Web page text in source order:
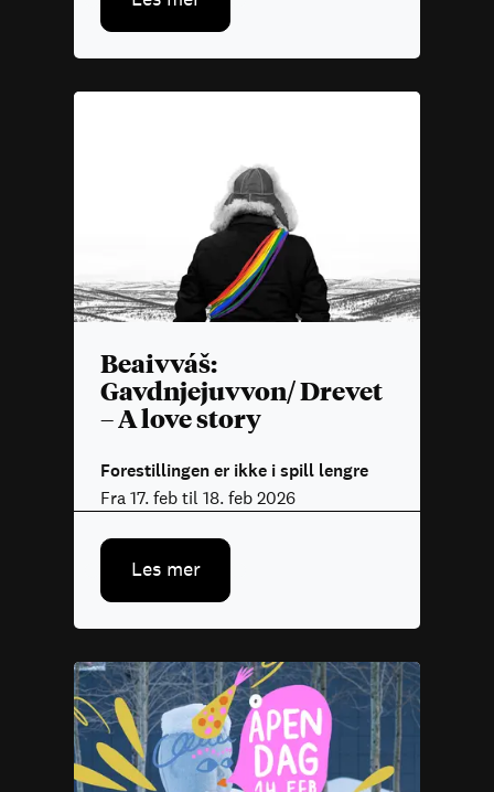
Beaivváš:
Gavdnjejuvvon/ Drevet
– A love story
Forestillingen er ikke i spill lengre
Fra 17. feb til 18. feb 2026
Les mer